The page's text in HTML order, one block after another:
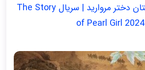
دانلود سریال داستان دختر مروارید | سریال The Story
of Pearl Girl 2024